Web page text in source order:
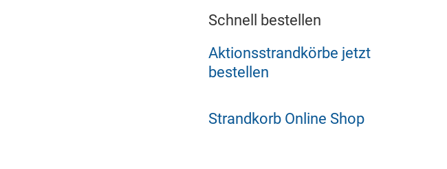
Schnell bestellen
Aktionsstrandkörbe jetzt
bestellen
Strandkorb Online Shop